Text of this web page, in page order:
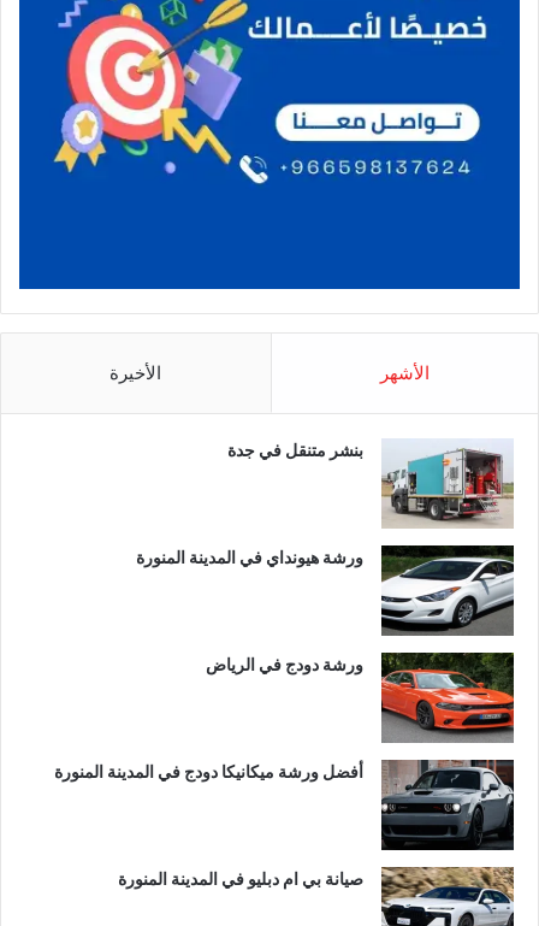
الأشهر الأخيرة
بنشر متنقل في جدة
ورشة هيونداي في المدينة المنورة
ورشة دودج في الرياض
أفضل ورشة ميكانيكا دودج في المدينة المنورة
صيانة بي ام دبليو في المدينة المنورة